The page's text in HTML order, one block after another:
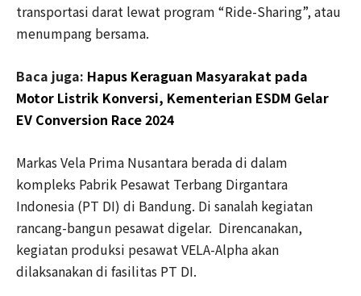
transportasi darat lewat program “Ride-Sharing”, atau
menumpang bersama.
Baca juga: Hapus Keraguan Masyarakat pada
Motor Listrik Konversi, Kementerian ESDM Gelar
EV Conversion Race 2024
Markas Vela Prima Nusantara berada di dalam
kompleks Pabrik Pesawat Terbang Dirgantara
Indonesia (PT DI) di Bandung. Di sanalah kegiatan
rancang-bangun pesawat digelar. Direncanakan,
kegiatan produksi pesawat VELA-Alpha akan
dilaksanakan di fasilitas PT DI.